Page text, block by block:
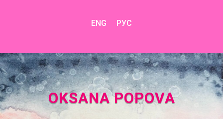
ENG РУС
OKSANA POPOVA